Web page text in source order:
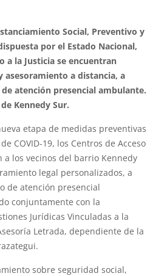
Social, Preventivo y
por el Estado Nacional,
a la Justicia se encuentran
asesoramiento a distancia, a
atención presencial ambulante.
Kennedy Sur.
etapa de medidas preventivas
COVID-19, los Centros de Acceso
a los vecinos del barrio Kennedy
legal personalizados, a
de atención presencial
conjuntamente con la
Jurídicas Vinculadas a la
Letrada, dependiente de la
sobre seguridad social,